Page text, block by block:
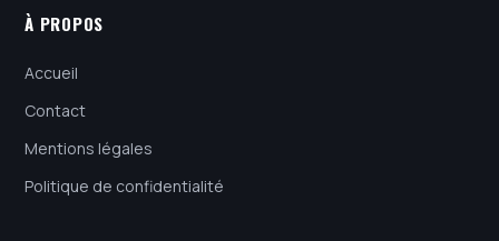
À PROPOS
Accueil
Contact
Mentions légales
Politique de confidentialité